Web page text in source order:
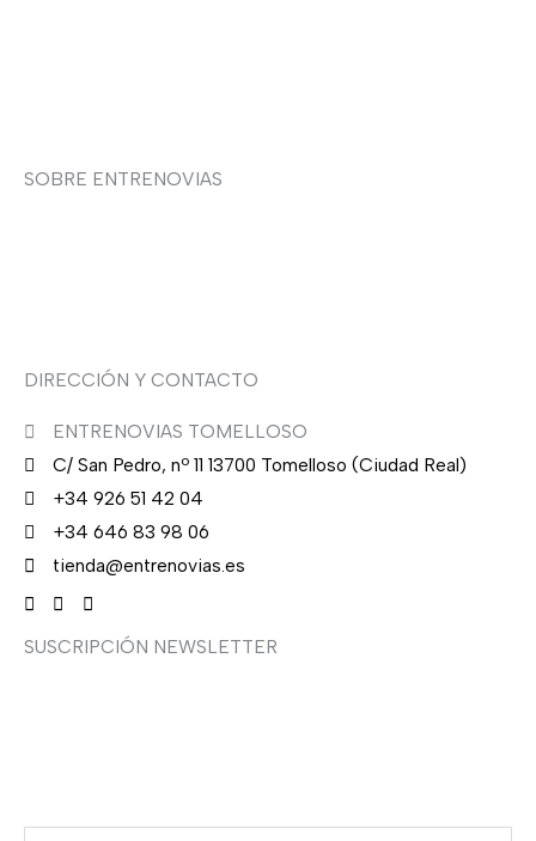
SOBRE ENTRENOVIAS
DIRECCIÓN Y CONTACTO
ENTRENOVIAS TOMELLOSO
C/ San Pedro, nº 11 13700 Tomelloso (Ciudad Real)
+34 926 51 42 04
+34 646 83 98 06
tienda@entrenovias.es
SUSCRIPCIÓN NEWSLETTER